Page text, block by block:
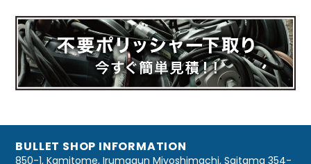
BULLET SHOP INFORMATION
850-1, Kamitome, Irumagun Miyoshimachi, Saitama 354-